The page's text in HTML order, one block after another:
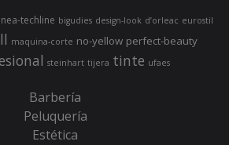
techline bigudies design-look d’orleac eurostil
maquina-corte no-yellow perfect-beauty
steinhart tijera tinte ufaes
Barbería
Peluquería
Estética